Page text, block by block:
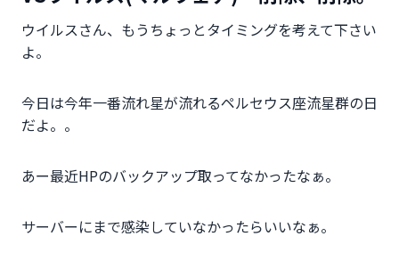
ウイルスさん、もうちょっとタイミングを考えて下さい
よ。
今日は今年一番流れ星が流れるペルセウス座流星群の日
だよ。。
あー最近HPのバックアップ取ってなかったなぁ。
サーバーにまで感染していなかったらいいなぁ。